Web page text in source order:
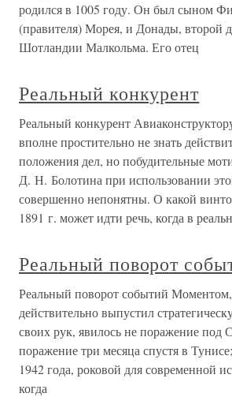
родился в 1005 году. Он был сыном
(правителя) Морея, и Донады, второй
Шотландии Малкольма. Его отец
Реальный конкурент
Реальный конкурент
вполне простительно не знать
положения дел, но побудительные
Д. Н. Болотина при использовании
совершенно непонятны. О какой
1891 г. может идти речь, когда в
Реальный поворот
Реальный поворот событий Моментом,
действительно выпустил
своих рук, явилось не поражение под
поражение три месяца спустя в
1942 года, роковой для современной
когда